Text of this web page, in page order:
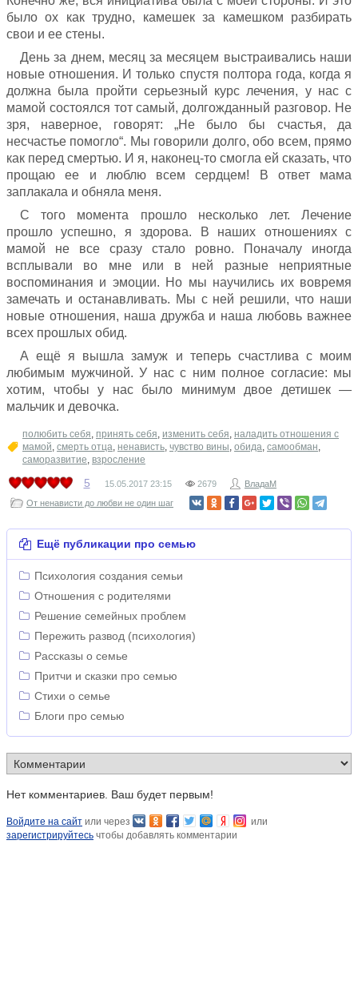
было ох как трудно, камешек за камешком разбирать
свои и ее стены.
День за днем, месяц за месяцем выстраивались наши
новые отношения. И только спустя полтора года, когда я
должна была пройти серьезный курс лечения, у нас с
мамой состоялся тот самый, долгожданный разговор. Не
зря, наверное, говорят: „Не было бы счастья, да
несчастье помогло“. Мы говорили долго, обо всем, прямо
как перед смертью. И я, наконец-то смогла ей сказать, что
прощаю ее и люблю всем сердцем! В ответ мама
заплакала и обняла меня.
С того момента прошло несколько лет. Лечение
прошло успешно, я здорова. В наших отношениях с
мамой не все сразу стало ровно. Поначалу иногда
всплывали во мне или в ней разные неприятные
воспоминания и эмоции. Но мы научились их вовремя
замечать и останавливать. Мы с ней решили, что наши
новые отношения, наша дружба и наша любовь важнее
всех прошлых обид.
А ещё я вышла замуж и теперь счастлива с моим
любимым мужчиной. У нас с ним полное согласие: мы
хотим, чтобы у нас было минимум двое детишек —
мальчик и девочка.
полюбить себя, принять себя, изменить себя, наладить отношения с
мамой, смерть отца, ненависть, чувство вины, обида, самообман,
саморазвитие, взросление
5 15.05.2017 23:15 2679
ВладаМ
От ненависти до любви не один шаг
Ещё публикации про семью
Психология создания семьи
Отношения с родителями
Решение семейных проблем
Пережить развод (психология)
Рассказы о семье
Притчи и сказки про семью
Стихи о семье
Блоги про семью
Нет комментариев. Ваш будет первым!
Войдите на сайт или через
или
зарегистрируйтесь чтобы добавлять комментарии